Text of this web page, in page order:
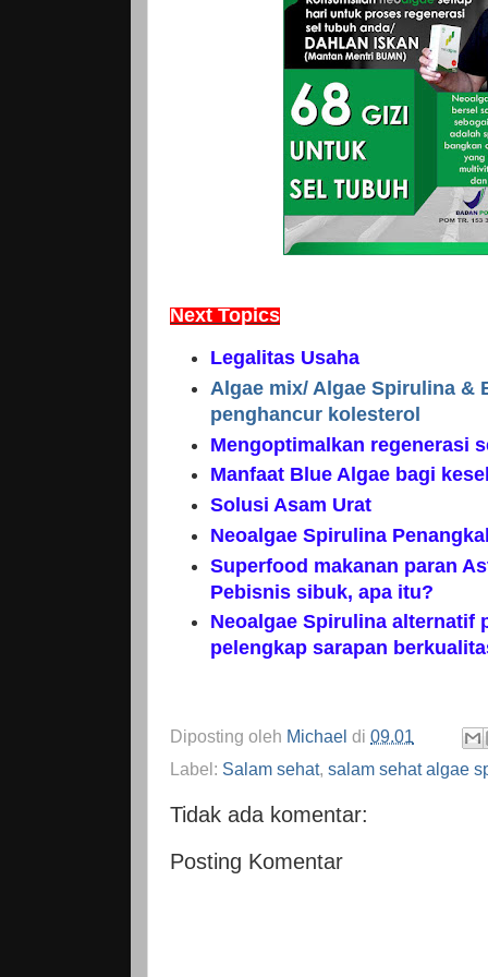
Next Topics
Legalitas Usaha
Algae mix/ Algae Spirulina &
penghancur kolesterol
Mengoptimalkan regenerasi
Manfaat Blue Algae bagi
Solusi Asam Urat
Neoalgae Spirulina
Superfood makanan paran
Pebisnis sibuk, apa itu?
Neoalgae Spirulina alternatif
pelengkap sarapan
Diposting oleh Michael di 09.01
Label: Salam sehat, salam sehat algae
Tidak ada komentar:
Posting Komentar